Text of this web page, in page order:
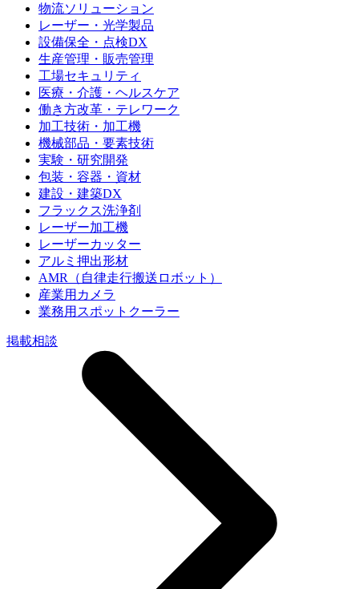
物流ソリューション
レーザー・光学製品
設備保全・点検DX
生産管理・販売管理
工場セキュリティ
医療・介護・ヘルスケア
働き方改革・テレワーク
加工技術・加工機
機械部品・要素技術
実験・研究開発
包装・容器・資材
建設・建築DX
フラックス洗浄剤
レーザー加工機
レーザーカッター
アルミ押出形材
AMR（自律走行搬送ロボット）
産業用カメラ
業務用スポットクーラー
掲載相談